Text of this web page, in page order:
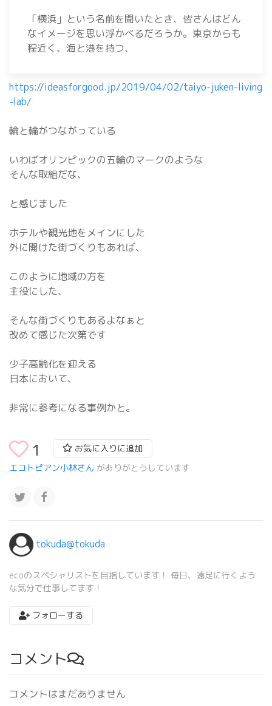
「横浜」という名前を聞いたとき、皆さんはどん
なイメージを思い浮かべるだろうか。東京からも
程近く、海と港を持つ、
https://ideasforgood.jp/2019/04/02/taiyo-juken-living
-lab/
輪と輪がつながっている
いわばオリンピックの五輪のマークのような
そんな取組だな、
と感じました
ホテルや観光地をメインにした
外に開けた街づくりもあれば、
このように地域の方を
主役にした、
そんな街づくりもあるよなぁと
改めて感じた次第です
少子高齢化を迎える
日本において、
非常に参考になる事例かと。
1
お気に入りに追加
エコトピアン小林さん がありがとうしています
tokuda@tokuda
ecoのスペシャリストを目指しています！ 毎日、遠足に行くよう
な気分で仕事してます！
フォローする
コメント
コメントはまだありません